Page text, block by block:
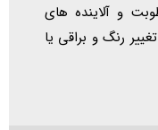
و آلاینده های
رنگ و براقی یا